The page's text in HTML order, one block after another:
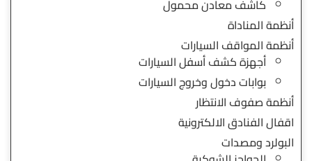
كاشف معادن محمول
أنظمة المناداة
أنظمة المواقف السيارات
أجهزة كشف أسفل السيارات
بوابات دخول وخروج السيارات
أنظمة صفوف الانتظار
اقفال الفنادق الالكترونية
البولرد ومصدات